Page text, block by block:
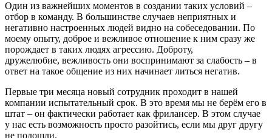
Один из важнейших моментов в создании таких условий –
отбор в команду. В большинстве случаев неприятных и
негативно настроенных людей видно на собеседовании. По
моему опыту, доброе и вежливое отношение к ним сразу же
порождает в таких людях агрессию. Доброту,
дружелюбие, вежливость они воспринимают за слабость – в
ответ на такое общение из них начинает литься негатив.
Первые три месяца новый сотрудник проходит в нашей
компании испытательный срок. В это время мы не берём его в
штат – он фактически работает как фрилансер. В этом случае
у нас есть возможность просто разойтись, если мы друг другу
не подошли.